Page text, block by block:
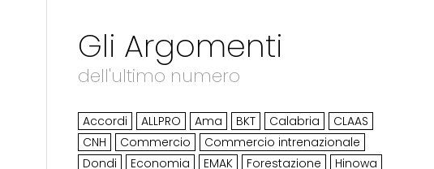
Gli Argomenti
dell'ultimo numero
Accordi ALLPRO Ama BKT Calabria
CLAAS
CNH
Commercio
Commercio intrenazionale
Dondi
Economia EMAK Forestazione
Hinowa